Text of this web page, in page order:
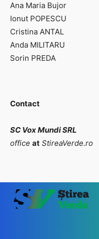
Ana Maria Bujor
Ionut POPESCU
Cristina ANTAL
Anda MILITARU
Sorin PREDA
Contact
SC Vox Mundi SRL
office at StireaVerde.ro